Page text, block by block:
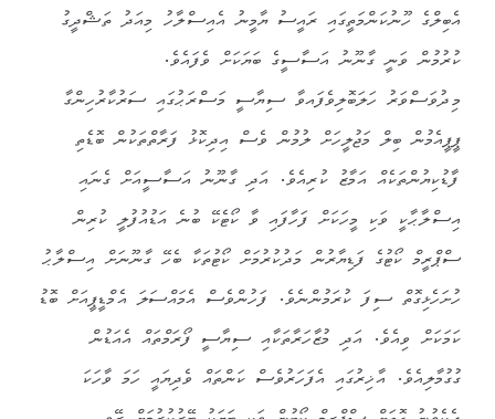
އެބިލްގެ ހޫނުކަންމަތީގައި ރައީސު ޔާމީނު އެއިސްލާހު މިއަދު ތަޝްދީގު
ކުރުމުން ވަނީ ގާނޫނު އަސާސީގެ ބަޔަކަށް ވެފައެވެ.
މިދުވަސްވަރު ހަލަބޮލިވެފައވާ ސިޔާސީ މަސްރަޙުގައި ސަރުކާރުހިންގާ
ޕީޕީއެމުން ބިލް މަޖުލީހަށް ލުމުން ވެސް އިދިކޮޅު ފަރާތްތަކުން ބޮޑެތި
ފާޑުކިޔުންތަކެއް އަމާޒު ކުރިއެވެ. އަދި ގާނޫނު އަސާސީއަށް ގެނައި
އިސްލާޙާކީ ވަކި މީހަކަށް ފަހާފައި ވާ ކޯޓެކޭ ބުނެ އަޑުއުފުލީ ކުރިން
ސްޕްރީމް ކޯޓުގެ ފަޑިޔާރުން މަދުކުރުމަށް ކޯޓުތަކާ ބެހޭ ގާނޫނަށް އިސްލާޙު
ހުށަހެޅިގޮތް ސިފަ ކުރަމުންނެވެ. ފަހުންވެސް އެމައްސަލަ އެމްޑީޕީއަށް ބޮޑު
ކަމަކަށް ވިއެވެ. އަދި މުޒާހަރާތަކާއި ސިޔާސީ ފޯރަމްތައް އެއަޑުން
ގުގުމާލިއެވެ. އާޚިރުގައި އެފަހަރުވެސް ކަންތައް ވެދިޔައީ ހަމަ ވާހަކަ